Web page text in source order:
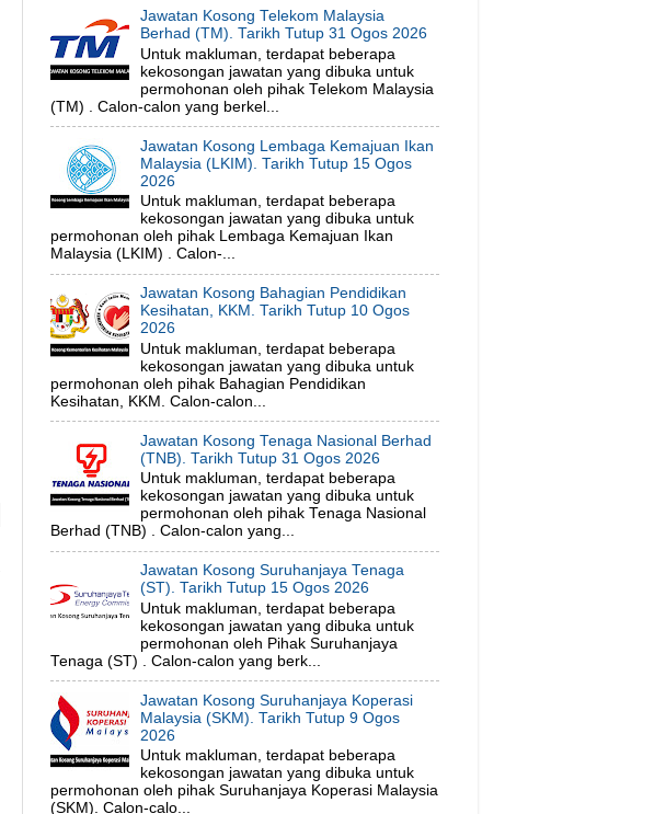
Jawatan Kosong Telekom Malaysia
Berhad (TM). Tarikh Tutup 31 Ogos 2026
Untuk makluman, terdapat beberapa
kekosongan jawatan yang dibuka untuk
permohonan oleh pihak Telekom Malaysia
(TM) . Calon-calon yang berkel...
Jawatan Kosong Lembaga Kemajuan Ikan
Malaysia (LKIM). Tarikh Tutup 15 Ogos
2026
Untuk makluman, terdapat beberapa
kekosongan jawatan yang dibuka untuk
permohonan oleh pihak Lembaga Kemajuan Ikan
Malaysia (LKIM) . Calon-...
Jawatan Kosong Bahagian Pendidikan
Kesihatan, KKM. Tarikh Tutup 10 Ogos
2026
Untuk makluman, terdapat beberapa
kekosongan jawatan yang dibuka untuk
permohonan oleh pihak Bahagian Pendidikan
Kesihatan, KKM. Calon-calon...
Jawatan Kosong Tenaga Nasional Berhad
(TNB). Tarikh Tutup 31 Ogos 2026
Untuk makluman, terdapat beberapa
kekosongan jawatan yang dibuka untuk
permohonan oleh pihak Tenaga Nasional
Berhad (TNB) . Calon-calon yang...
Jawatan Kosong Suruhanjaya Tenaga
(ST). Tarikh Tutup 15 Ogos 2026
Untuk makluman, terdapat beberapa
kekosongan jawatan yang dibuka untuk
permohonan oleh Pihak Suruhanjaya
Tenaga (ST) . Calon-calon yang berk...
Jawatan Kosong Suruhanjaya Koperasi
Malaysia (SKM). Tarikh Tutup 9 Ogos
2026
Untuk makluman, terdapat beberapa
kekosongan jawatan yang dibuka untuk
permohonan oleh pihak Suruhanjaya Koperasi Malaysia
(SKM). Calon-calo...